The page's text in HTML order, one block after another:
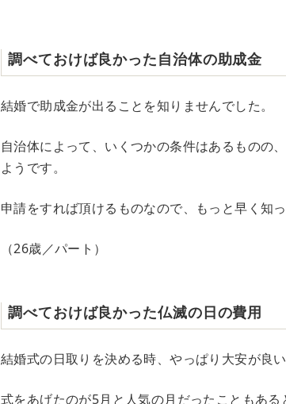
調べておけば良かった自治体の助成金
結婚で助成金が出ることを知りませんでした。
自治体によって、いくつかの条件はあるものの
ようです。
申請をすれば頂けるものなので、もっと早く知
（26歳／パート）
調べておけば良かった仏滅の日の費用
結婚式の日取りを決める時、やっぱり大安が良
式をあげたのが5月と人気の月だったこともあ